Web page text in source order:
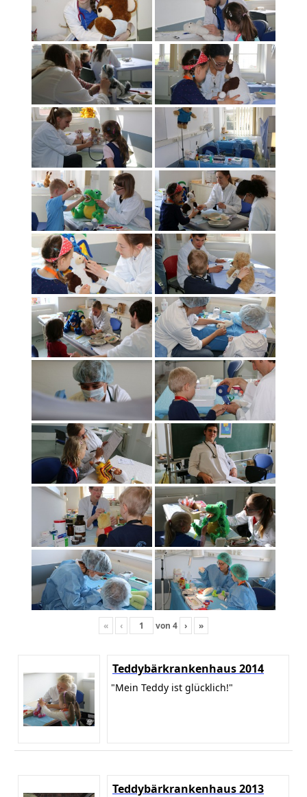
« ‹ von 4 › »
Teddybärkrankenhaus 2014
"Mein Teddy ist glücklich!"
Teddybärkrankenhaus 2013